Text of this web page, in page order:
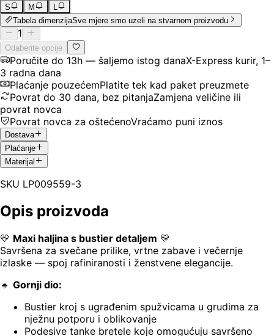
S M
L
Tabela dimenzijaSve mjere smo uzeli na stvarnom proizvodu
1
Odaberite opcije
Poručite do 13h — šaljemo istog danaX-Express kurir, 1–
3 radna dana
Plaćanje pouzećemPlatite tek kad paket preuzmete
Povrat do 30 dana, bez pitanjaZamjena veličine ili
povrat novca
Povrat novca za oštećenoVraćamo puni iznos
Dostava
Plaćanje
Materijal
SKU LP009559-3
Opis proizvoda
💛 Maxi haljina s bustier detaljem 💛
Savršena za svečane prilike, vrtne zabave i večernje
izlaske — spoj rafiniranosti i ženstvene elegancije.
🔹 Gornji dio:
Bustier kroj s ugrađenim spužvicama u grudima za
nježnu potporu i oblikovanje
Podesive tanke bretele koje omogućuju savršeno